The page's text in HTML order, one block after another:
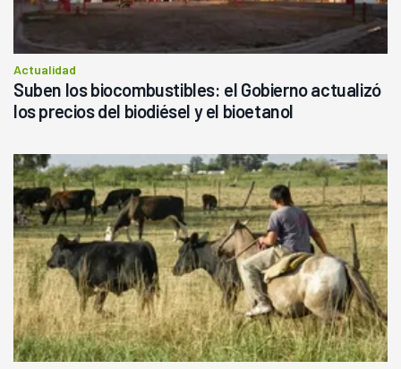
Actualidad
Suben los biocombustibles: el Gobierno actualizó
los precios del biodiésel y el bioetanol